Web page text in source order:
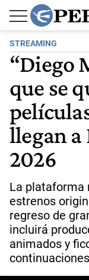
STREAMING
“Diego
que se
llegan
2026
La plataforma
estrenos
regreso de
incluirá
animados y